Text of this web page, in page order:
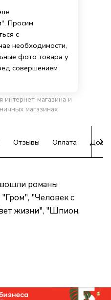
Просим
с
необходимости,
фото товара у
совершением
интернет-магазина и
магазинах
Отзывы Оплата
романы
"Человек с
жизни", "Шпион,